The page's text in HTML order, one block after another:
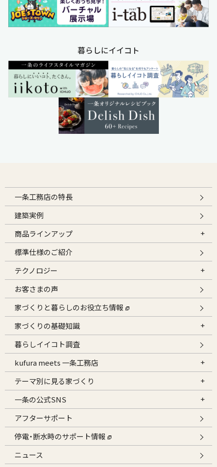
暮らしにイイコト
一条工務店の特長
建築実例
商品ラインアップ
標準仕様のご紹介
テクノロジー
お客さまの声
家づくりと暮らしのお役立ち情報
家づくりの基礎知識
暮らしイイコト調査
kufura meets 一条工務店
テーマ別に見る家づくり
一条の公式SNS
アフターサポート
停電・断水時のサポート情報
ニュース